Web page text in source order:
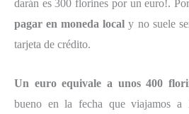
darán es 300 florines por un euro!.
pagar en moneda local y no suele
tarjeta de crédito.
Un euro equivale a unos 400
bueno en la fecha que viajamos a